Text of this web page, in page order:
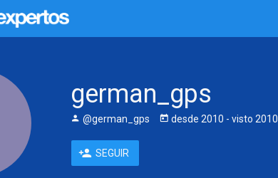
german_gps
@german_gps desde 2010 - visto 2010
SEGUIR